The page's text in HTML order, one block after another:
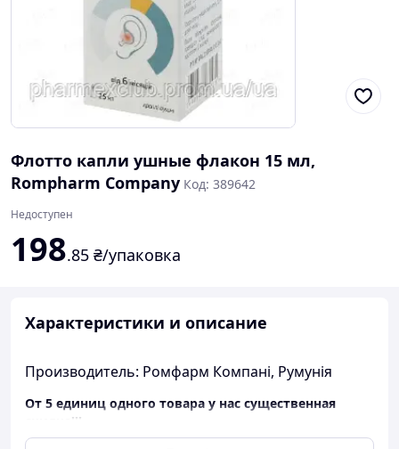
Флотто капли ушные флакон 15 мл,
Rompharm Company Код: 389642
Недоступен
198.85 ₴/упаковка
Характеристики и описание
Производитель: Ромфарм Компані, Румунія
От 5 единиц одного товара у нас существенная
скидка!!!